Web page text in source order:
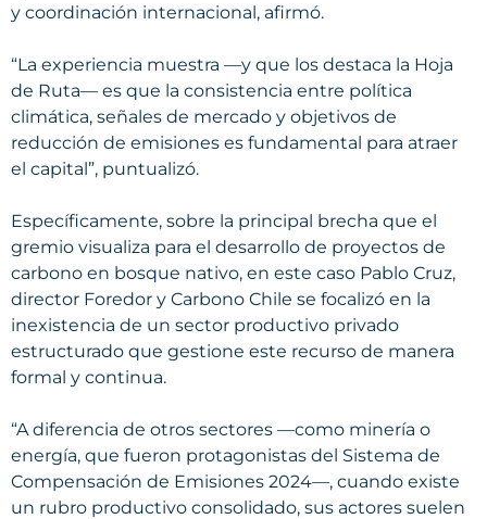
y coordinación internacional, afirmó.
“La experiencia muestra —y que los destaca la Hoja
de Ruta— es que la consistencia entre política
climática, señales de mercado y objetivos de
reducción de emisiones es fundamental para atraer
el capital”, puntualizó.
Específicamente, sobre la principal brecha que el
gremio visualiza para el desarrollo de proyectos de
carbono en bosque nativo, en este caso Pablo Cruz,
director Foredor y Carbono Chile se focalizó en la
inexistencia de un sector productivo privado
estructurado que gestione este recurso de manera
formal y continua.
“A diferencia de otros sectores —como minería o
energía, que fueron protagonistas del Sistema de
Compensación de Emisiones 2024—, cuando existe
un rubro productivo consolidado, sus actores suelen